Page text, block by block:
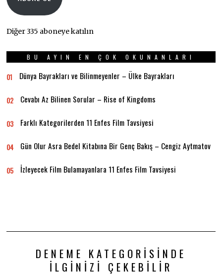
Diğer 335 aboneye katılın
BU AYIN EN ÇOK OKUNANLARI
01 Dünya Bayrakları ve Bilinmeyenler – Ülke Bayrakları
02 Cevabı Az Bilinen Sorular – Rise of Kingdoms
03 Farklı Kategorilerden 11 Enfes Film Tavsiyesi
04 Gün Olur Asra Bedel Kitabına Bir Genç Bakış – Cengiz Aytmatov
05 İzleyecek Film Bulamayanlara 11 Enfes Film Tavsiyesi
DENEME KATEGORISINDE
İLGINIZI ÇEKEBILIR